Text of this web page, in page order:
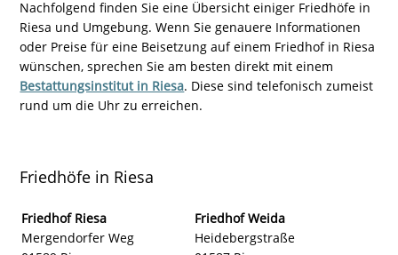
Nachfolgend finden Sie eine Übersicht einiger Friedhöfe in
Riesa und Umgebung. Wenn Sie genauere Informationen
oder Preise für eine Beisetzung auf einem Friedhof in Riesa
wünschen, sprechen Sie am besten direkt mit einem
Bestattungsinstitut in Riesa. Diese sind telefonisch zumeist
rund um die Uhr zu erreichen.
Friedhöfe in Riesa
Friedhof Riesa
Mergendorfer Weg
Friedhof Weida
Heidebergstraße